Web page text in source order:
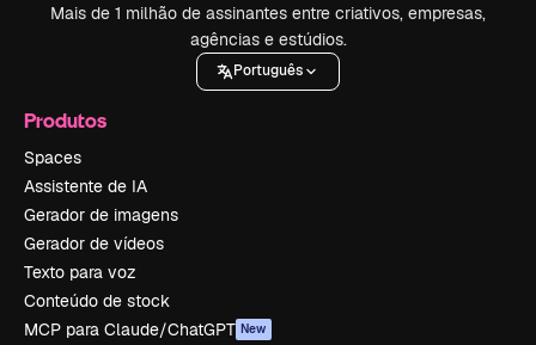
Mais de 1 milhão de assinantes entre criativos, empresas,
agências e estúdios.
Português
Produtos
Spaces
Assistente de IA
Gerador de imagens
Gerador de vídeos
Texto para voz
Conteúdo de stock
MCP para Claude/ChatGPT New